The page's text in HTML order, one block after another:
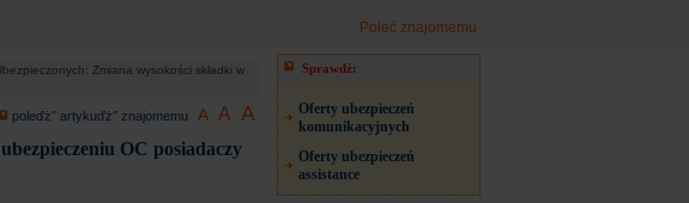
Poleć znajomemu
Zmiana wysokości składki w
poleďż˝ artykuďż˝ znajomemu A A A
OC posiadaczy
Sprawdź:
Oferty ubezpieczeń
komunikacyjnych
Oferty ubezpieczeń
assistance